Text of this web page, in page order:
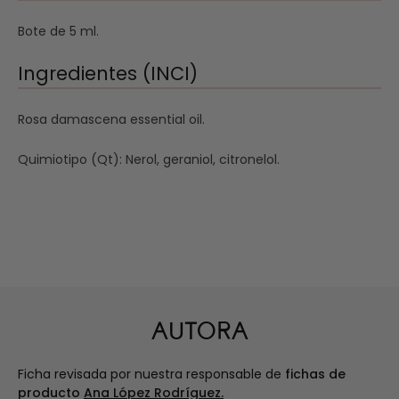
Bote de 5 ml.
Ingredientes (INCI)
Rosa damascena essential oil.
Quimiotipo (Qt): Nerol, geraniol, citronelol.
AUTORA
Ficha revisada por nuestra responsable de fichas de
producto Ana López Rodríguez.